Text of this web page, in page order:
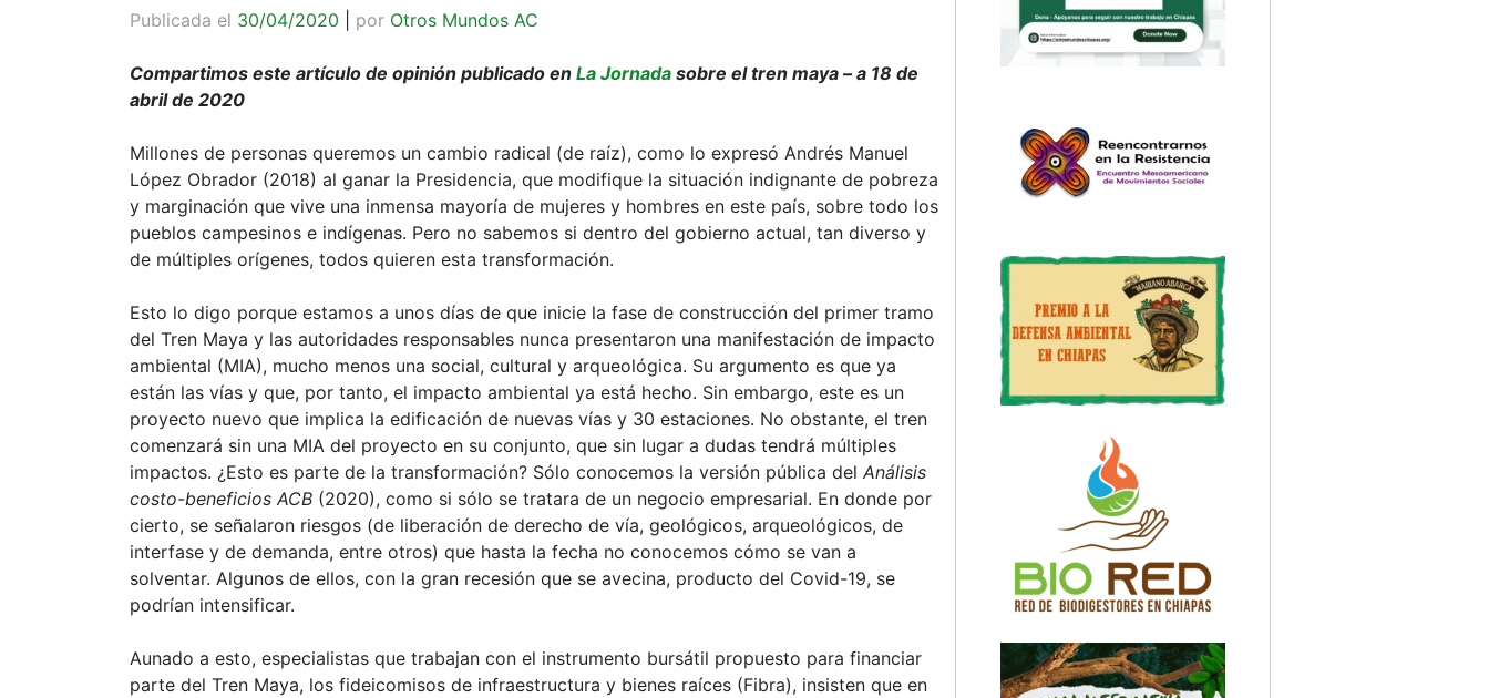
Publicada el 30/04/2020 por Otros Mundos AC
Compartimos este artículo de opinión publicado en La Jornada sobre el tren maya – a 18 de
abril de 2020
Millones de personas queremos un cambio radical (de raíz), como lo expresó Andrés Manuel
López Obrador (2018) al ganar la Presidencia, que modifique la situación indignante de pobreza
y marginación que vive una inmensa mayoría de mujeres y hombres en este país, sobre todo los
pueblos campesinos e indígenas. Pero no sabemos si dentro del gobierno actual, tan diverso y
de múltiples orígenes, todos quieren esta transformación.
Esto lo digo porque estamos a unos días de que inicie la fase de construcción del primer tramo
del Tren Maya y las autoridades responsables nunca presentaron una manifestación de impacto
ambiental (MIA), mucho menos una social, cultural y arqueológica. Su argumento es que ya
están las vías y que, por tanto, el impacto ambiental ya está hecho. Sin embargo, este es un
proyecto nuevo que implica la edificación de nuevas vías y 30 estaciones. No obstante, el tren
comenzará sin una MIA del proyecto en su conjunto, que sin lugar a dudas tendrá múltiples
impactos. ¿Esto es parte de la transformación? Sólo conocemos la versión pública del Análisis
costo-beneficios ACB (2020), como si sólo se tratara de un negocio empresarial. En donde por
cierto, se señalaron riesgos (de liberación de derecho de vía, geológicos, arqueológicos, de
interfase y de demanda, entre otros) que hasta la fecha no conocemos cómo se van a
solventar. Algunos de ellos, con la gran recesión que se avecina, producto del Covid-19, se
podrían intensificar.
Aunado a esto, especialistas que trabajan con el instrumento bursátil propuesto para financiar
parte del Tren Maya, los fideicomisos de infraestructura y bienes raíces (Fibra), insisten que en